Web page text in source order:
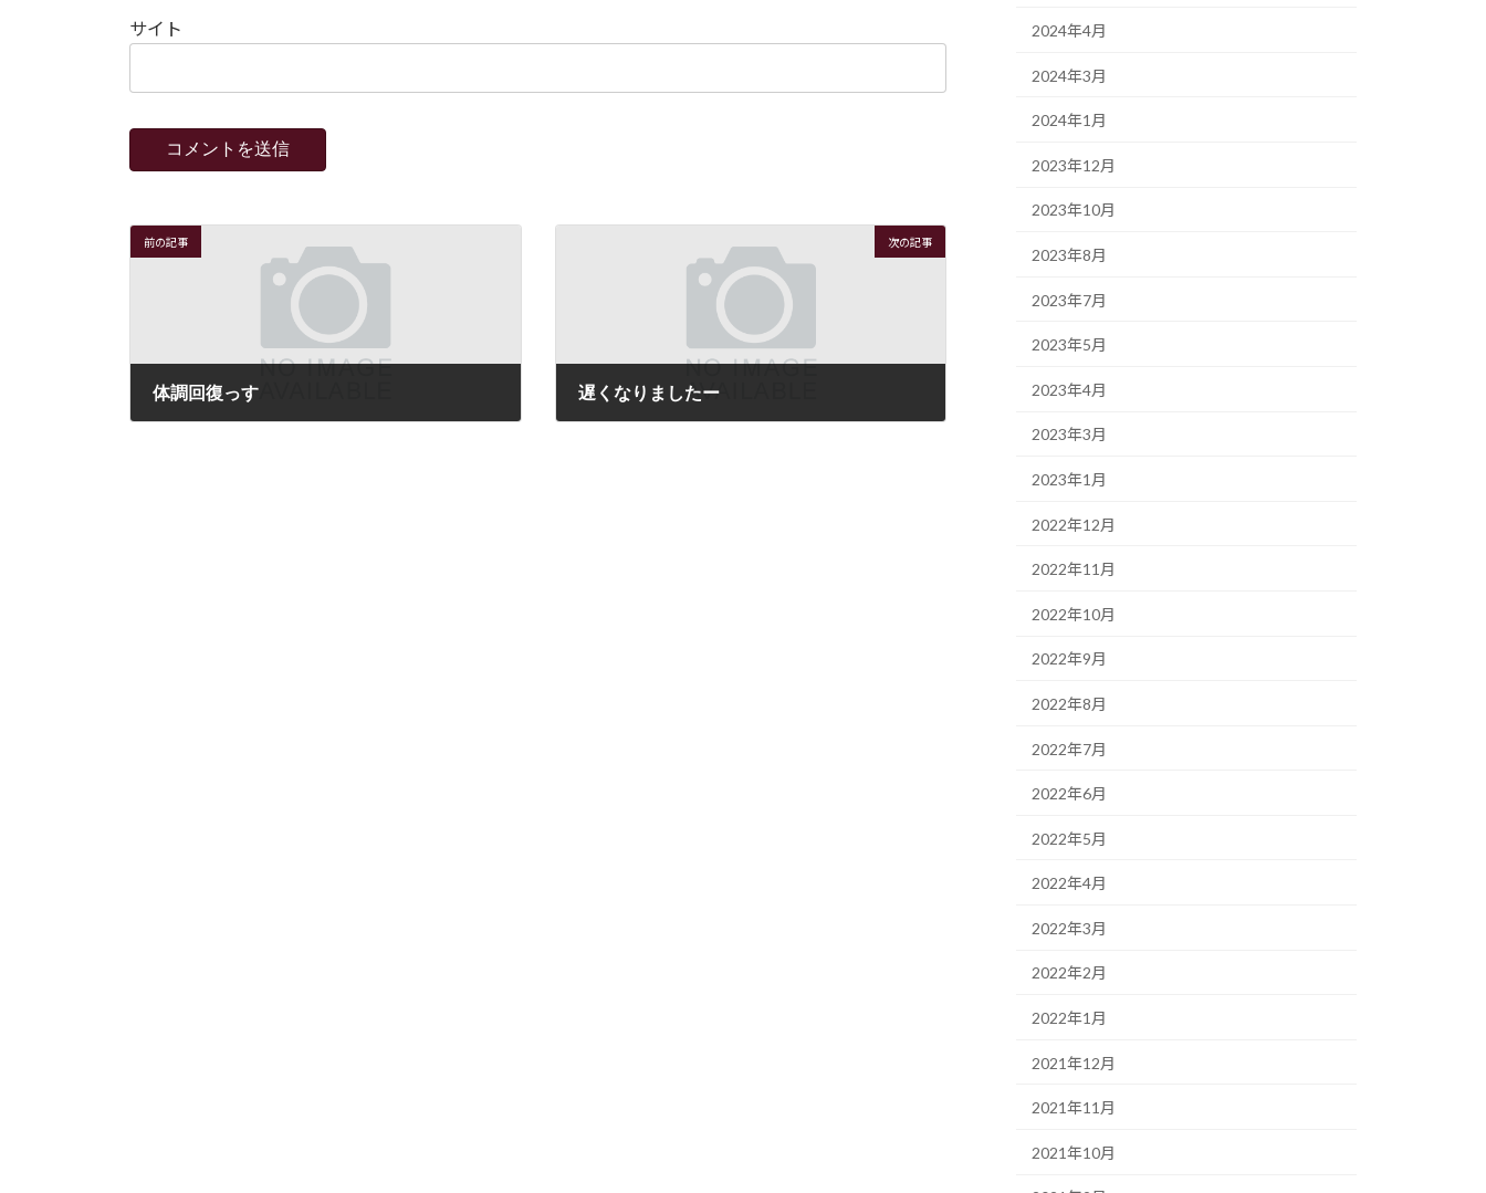
サイト
前の記事
体調回復っす
次の記事
遅くなりましたー
2024年4月
2024年3月
2024年1月
2023年12月
2023年10月
2023年8月
2023年7月
2023年5月
2023年4月
2023年3月
2023年1月
2022年12月
2022年11月
2022年10月
2022年9月
2022年8月
2022年7月
2022年6月
2022年5月
2022年4月
2022年3月
2022年2月
2022年1月
2021年12月
2021年11月
2021年10月